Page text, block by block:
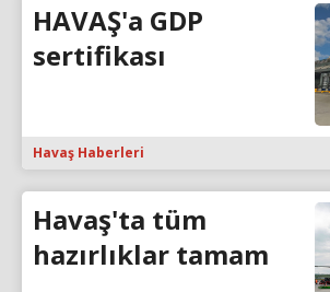
HAVAŞ'a GDP
sertifikası
Havaş Haberleri
Havaş'ta tüm
hazırlıklar tamam